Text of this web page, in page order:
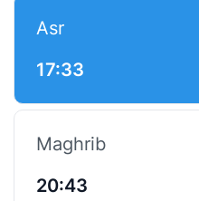
Asr
17:33
Maghrib
20:43